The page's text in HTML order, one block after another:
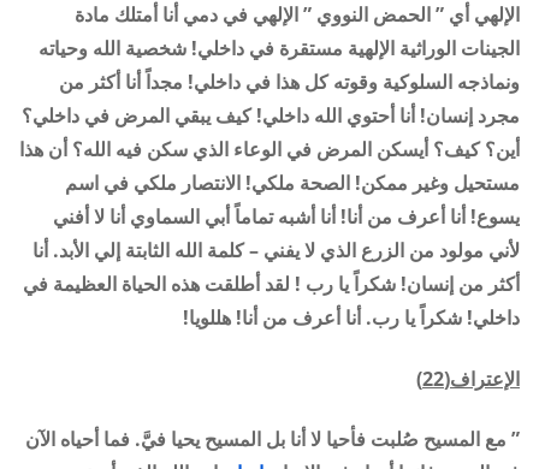
الإلهي أي ” الحمض النووي ” الإلهي في دمي أنا أمتلك مادة
الجينات الوراثية الإلهية مستقرة في داخلي! شخصية الله وحياته
ونماذجه السلوكية وقوته كل هذا في داخلي! مجداً أنا أكثر من
مجرد إنسان! أنا أحتوي الله داخلي! كيف يبقي المرض في داخلي؟
أين؟ كيف؟ أيسكن المرض في الوعاء الذي سكن فيه الله؟ أن هذا
مستحيل وغير ممكن! الصحة ملكي! الانتصار ملكي في اسم
يسوع! أنا أعرف من أنا! أنا أشبه تماماً أبي السماوي أنا لا أفني
لأني مولود من الزرع الذي لا يفني – كلمة الله الثابتة إلي الأبد. أنا
أكثر من إنسان! شكراً يا رب ! لقد أطلقت هذه الحياة العظيمة في
داخلي! شكراً يا رب. أنا أعرف من أنا! هللويا!
الإعتراف(22)
” مع المسيح صُلبت فأحيا لا أنا بل المسيح يحيا فيَّ. فما أحياه الآن